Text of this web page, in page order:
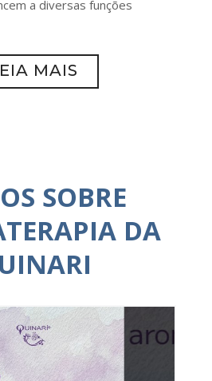
a diversas funções
MAIS
SOBRE
DA